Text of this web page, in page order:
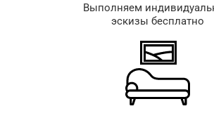
Выполняем
эскизы бесплатно